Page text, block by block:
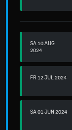
SA 10 AUG
2024
FR 12 JUL 2024
SA 01 JUN 2024